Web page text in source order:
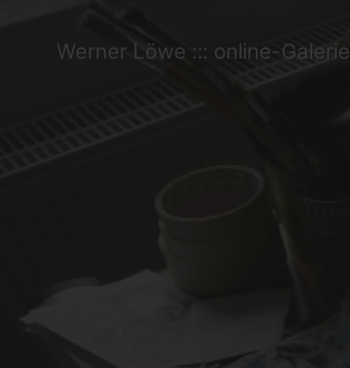
Werner Löwe ::: online-Galerie